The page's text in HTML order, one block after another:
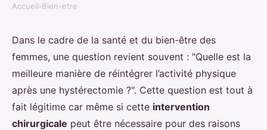
Quelle est la meilleure manière
de réintégrer l'activité physique
après une hystérectomie ?
Ali• 5 avril 2024•5 min de lecture
Accueil›Bien-etre
Dans le cadre de la santé et du bien-être des
femmes, une question revient souvent : "Quelle est la
meilleure manière de réintégrer l’activité physique
après une hystérectomie ?". Cette question est tout à
fait légitime car même si cette intervention
chirurgicale peut être nécessaire pour des raisons